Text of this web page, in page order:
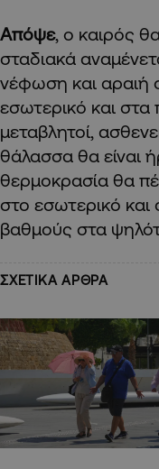
Απόψε, ο καιρός
σταδιακά
νέφωση και αραιή
εσωτερικό και στα
μεταβλητοί,
θάλασσα θα είναι
θερμοκρασία θα
στο εσωτερικό και
βαθμούς στα
ΣΧΕΤΙΚΑ ΑΡΘΡΑ